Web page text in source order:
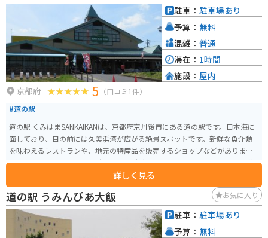
5kmの小さな島ですが、国の天然記念物に指定されている珍しい植物や、約1
00種類の野鳥が生息する自然豊かな島で、ハイキングコースも整備されてい
ます。 また、道の駅から少し足を延ばせば、天然温泉も楽しめるので、ツー
リングの疲れを癒すのにも最適です。
京都府 5 （口コミ1件）
#道の駅
道の駅 くみはまSANKAIKANは、京都府京丹後市にある道の駅です。日本海に
面しており、目の前には久美浜湾が広がる絶景スポットです。新鮮な魚介類
を味わえるレストランや、地元の特産品を販売するショップなどがありま
す。 バイクで訪れる場合、広々とした駐車場があるので安心です。また、道
の駅には、ツーリングの休憩場所としても最適なベンチやテーブルも設置さ
れています。 周辺には、美しいビーチとしても知られる琴引浜や、夕日の名
所として知られる箱石海岸など、観光スポットも豊富です。道の駅 くみはまS
ANKAIKANは、京丹後市の魅力を満喫できるスポットとして、観光客に人気で
す。
詳しく見る
駐車： 駐車場あり
予算： 無料
混雑： 普通
滞在： 1時間
施設： 屋内
道の駅 うみんぴあ大飯 お気に入り
駐車： 駐車場あり
予算： 無料